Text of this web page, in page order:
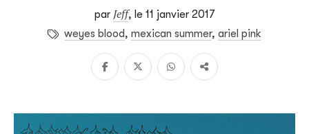
par Jeff, le 11 janvier 2017
weyes blood, mexican summer, ariel pink